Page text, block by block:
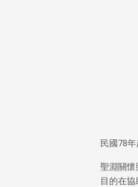
民國78年
聖淵關
目的在